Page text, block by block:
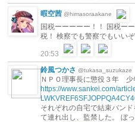
暇空茜 @himasoraakane
国税ーーーーー！！ 国税ー
税！ 検察でも警察でもいいぞ
20:53
鈴風つかさ @tukasa_suzukaze
ＮＰＯ理事長に懲役３年
https://www.sankei.com/
それぞれの自宅で結束バン
て連れ出し、監禁した。 ぼ